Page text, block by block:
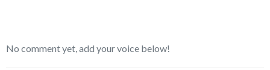
No comment yet, add your voice below!